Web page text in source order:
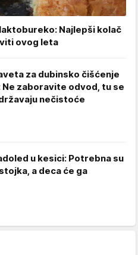
Najlepši kolač
ovog leta
za dubinsko čišćenje
zaboravite odvod, tu se
nečistoće
u kesici: Potrebna su
a deca će ga